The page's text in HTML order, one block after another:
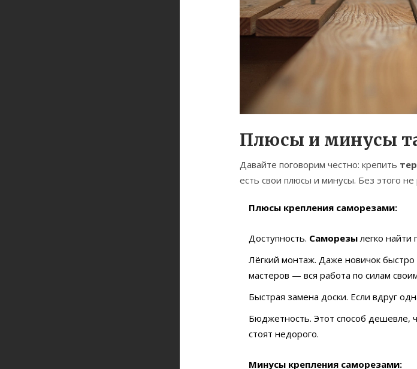
Плюсы и минусы
Давайте поговорим честно: крепить
есть свои плюсы и минусы. Без этого
Плюсы крепления саморезами:
Доступность. Саморезы легко найти
Лёгкий монтаж. Даже новичок
мастеров — вся работа по силам
Быстрая замена доски. Если вдруг
Бюджетность. Этот способ дешевле,
стоят недорого.
Минусы крепления саморезами: